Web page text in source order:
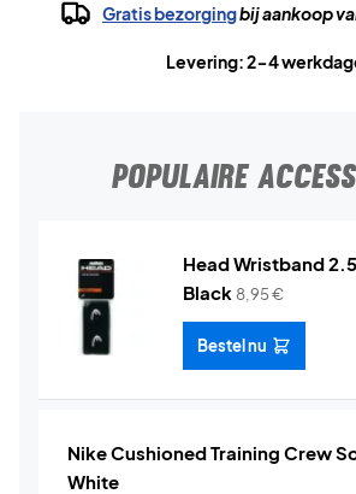
Gratis bezorgingbij aankoop
Levering: 2-4
POPULAIRE
Head Wristband
Black 8,95€
Bestel nu
Nike Cushioned Training Crew
White